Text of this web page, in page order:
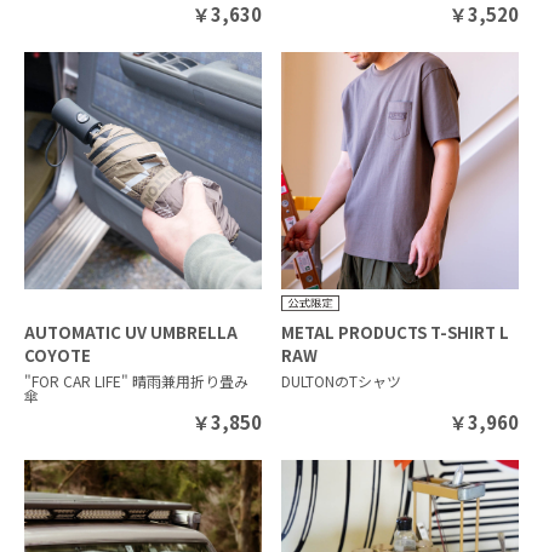
￥3,630 ￥3,520
AUTOMATIC UV UMBRELLA
COYOTE
"FOR CAR LIFE" 晴雨兼用折り畳み
傘
￥3,850
METAL PRODUCTS T-SHIRT L
RAW
DULTONのTシャツ
￥3,960